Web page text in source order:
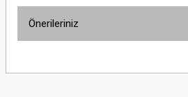
Önerileriniz